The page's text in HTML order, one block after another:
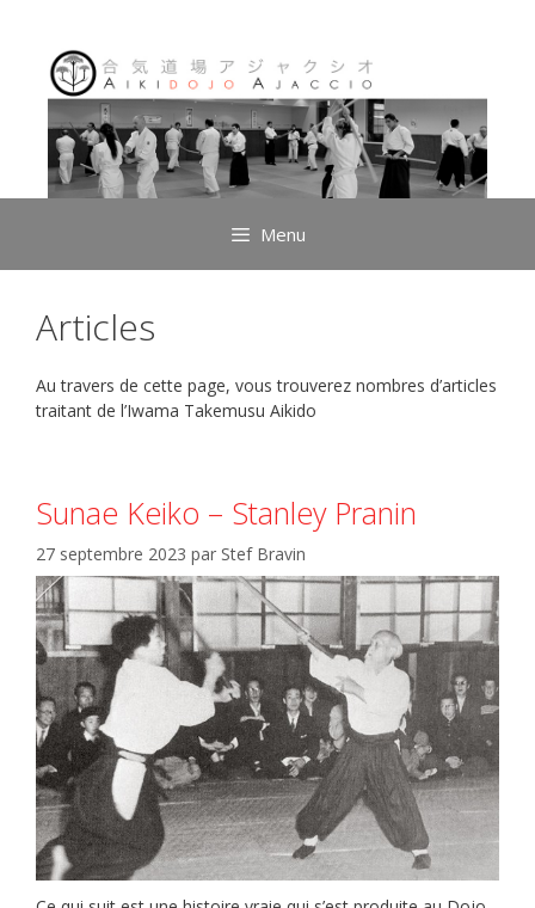
contenu
Menu
Articles
Au travers de cette page, vous trouverez nombres d’articles
traitant de l’Iwama Takemusu Aikido
Sunae Keiko – Stanley Pranin
27 septembre 2023 par Stef Bravin